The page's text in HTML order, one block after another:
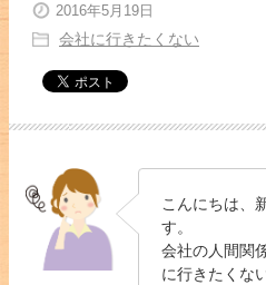
2016年5月19日
会社に行きたくない
こんにちは、
す。
会社の人間関
に行きたくな